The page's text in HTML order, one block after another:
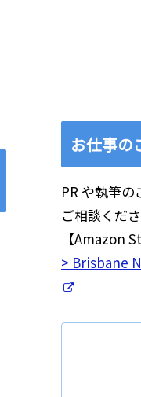
お仕事の
PR や執筆の
ご相談くだ
【Amazon
> Brisbane